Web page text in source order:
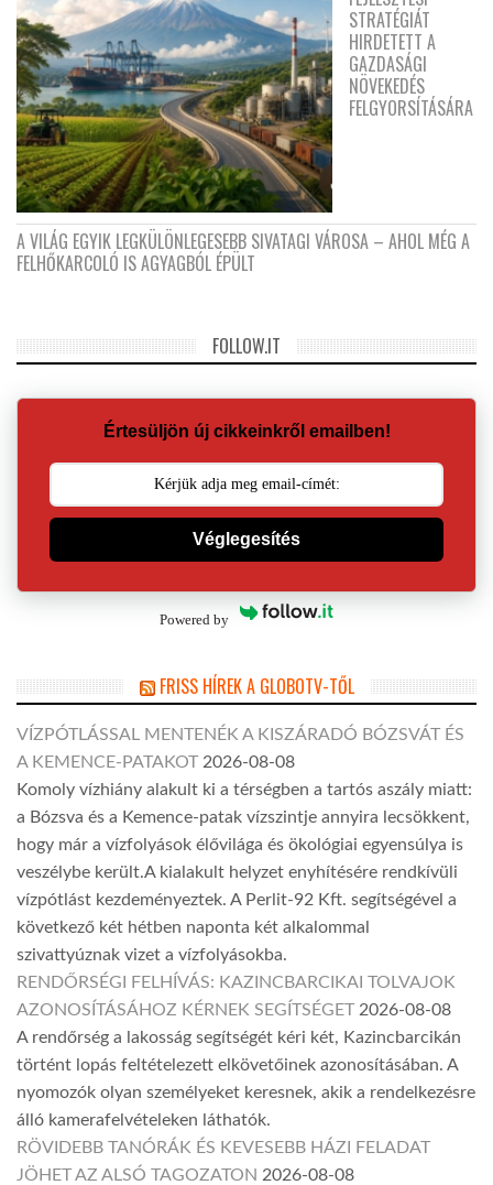
STRATÉGIÁT
HIRDETETT A
GAZDASÁGI
NÖVEKEDÉS
FELGYORSÍTÁSÁRA
A VILÁG EGYIK LEGKÜLÖNLEGESEBB SIVATAGI VÁROSA – AHOL MÉG A
FELHŐKARCOLÓ IS AGYAGBÓL ÉPÜLT
FOLLOW.IT
Értesüljön új cikkeinkről emailben!
Véglegesítés
Powered by
FRISS HÍREK A GLOBOTV-TŐL
VÍZPÓTLÁSSAL MENTENÉK A KISZÁRADÓ BÓZSVÁT ÉS
A KEMENCE-PATAKOT 2026-08-08
Komoly vízhiány alakult ki a térségben a tartós aszály miatt:
a Bózsva és a Kemence-patak vízszintje annyira lecsökkent,
hogy már a vízfolyások élővilága és ökológiai egyensúlya is
veszélybe került.A kialakult helyzet enyhítésére rendkívüli
vízpótlást kezdeményeztek. A Perlit-92 Kft. segítségével a
következő két hétben naponta két alkalommal
szivattyúznak vizet a vízfolyásokba.
RENDŐRSÉGI FELHÍVÁS: KAZINCBARCIKAI TOLVAJOK
AZONOSÍTÁSÁHOZ KÉRNEK SEGÍTSÉGET 2026-08-08
A rendőrség a lakosság segítségét kéri két, Kazincbarcikán
történt lopás feltételezett elkövetőinek azonosításában. A
nyomozók olyan személyeket keresnek, akik a rendelkezésre
álló kamerafelvételeken láthatók.
RÖVIDEBB TANÓRÁK ÉS KEVESEBB HÁZI FELADAT
JÖHET AZ ALSÓ TAGOZATON 2026-08-08